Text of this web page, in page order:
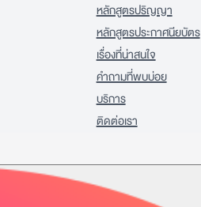
หลักสูตรปริญญา
หลักสูตรประกาศนียบัตร
เรื่องที่น่าสนใจ
คำถามที่พบบ่อย
บริการ
ติดต่อเรา